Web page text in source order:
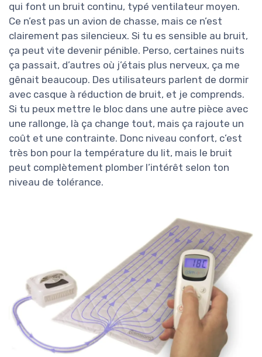
qui font un bruit continu, typé ventilateur moyen.
Ce n’est pas un avion de chasse, mais ce n’est
clairement pas silencieux. Si tu es sensible au bruit,
ça peut vite devenir pénible. Perso, certaines nuits
ça passait, d’autres où j’étais plus nerveux, ça me
gênait beaucoup. Des utilisateurs parlent de dormir
avec casque à réduction de bruit, et je comprends.
Si tu peux mettre le bloc dans une autre pièce avec
une rallonge, là ça change tout, mais ça rajoute un
coût et une contrainte. Donc niveau confort, c’est
très bon pour la température du lit, mais le bruit
peut complètement plomber l’intérêt selon ton
niveau de tolérance.